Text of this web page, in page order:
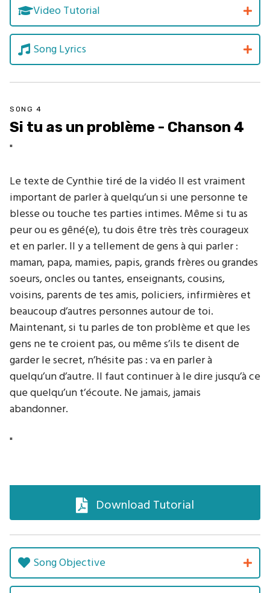
Video Tutorial
Song Lyrics
Download Tutorial
SONG 4
Si tu as un problème - Chanson 4
"
Le texte de Cynthie tiré de la vidéo Il est vraiment
important de parler à quelqu’un si une personne te
blesse ou touche tes parties intimes. Même si tu as
peur ou es gêné(e), tu dois être très très courageux
et en parler. Il y a tellement de gens à qui parler :
maman, papa, mamies, papis, grands frères ou grandes
soeurs, oncles ou tantes, enseignants, cousins,
voisins, parents de tes amis, policiers, infirmières et
beaucoup d’autres personnes autour de toi.
Maintenant, si tu parles de ton problème et que les
gens ne te croient pas, ou même s’ils te disent de
garder le secret, n’hésite pas : va en parler à
quelqu’un d’autre. Il faut continuer à le dire jusqu’à ce
que quelqu’un t’écoute. Ne jamais, jamais
abandonner.
"
Song Objective